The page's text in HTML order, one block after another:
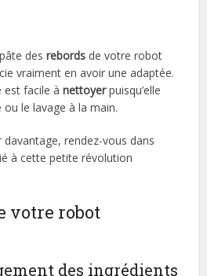
desrebords de votre robot
vraiment en avoir une adaptée.
est facile ànettoyerpuisqu’elle
le lavage à la main.
rendez-vous dans
à cette petite révolution
votre robot
des ingrédients